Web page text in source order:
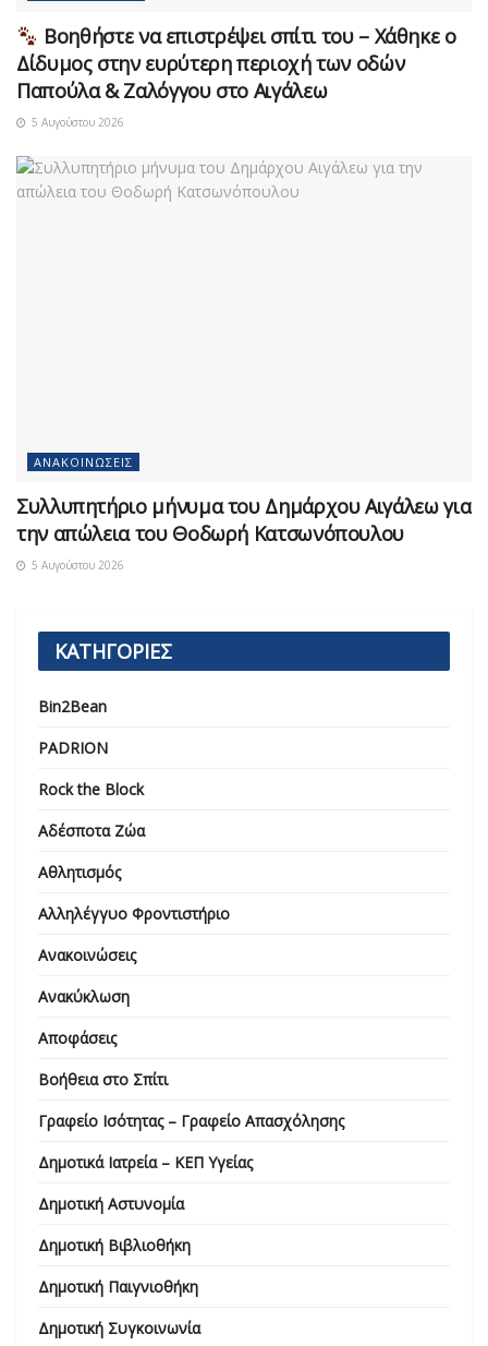
Βοηθήστε να επιστρέψει σπίτι του – Χάθηκε ο
Δίδυμος στην ευρύτερη περιοχή των οδών
Παπούλα & Ζαλόγγου στο Αιγάλεω
5 Αυγούστου 2026
ΑΝΑΚΟΙΝΏΣΕΙΣ
Συλλυπητήριο μήνυμα του Δημάρχου Αιγάλεω για
την απώλεια του Θοδωρή Κατσωνόπουλου
5 Αυγούστου 2026
ΚΑΤΗΓΟΡΙΕΣ
Bin2Bean
PADRION
Rock the Block
Αδέσποτα Ζώα
Αθλητισμός
Αλληλέγγυο Φροντιστήριο
Ανακοινώσεις
Ανακύκλωση
Αποφάσεις
Βοήθεια στο Σπίτι
Γραφείο Ισότητας – Γραφείο Απασχόλησης
Δημοτικά Ιατρεία – ΚΕΠ Υγείας
Δημοτική Αστυνομία
Δημοτική Βιβλιοθήκη
Δημοτική Παιγνιοθήκη
Δημοτική Συγκοινωνία